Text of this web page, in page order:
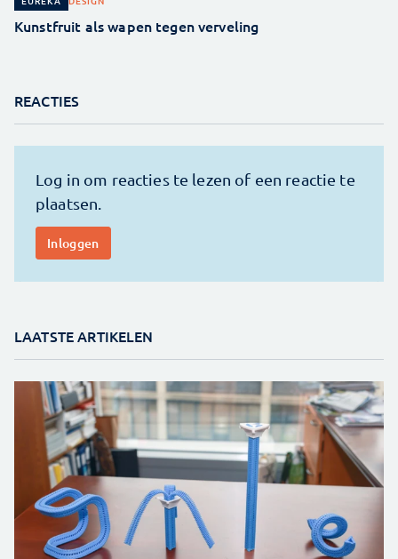
Kunstfruit als wapen tegen verveling
REACTIES
LAATSTE ARTIKELEN